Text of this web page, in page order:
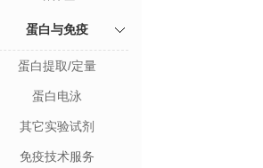
蛋白与免疫
蛋白提取/定量
蛋白电泳
其它实验试剂
免疫技术服务